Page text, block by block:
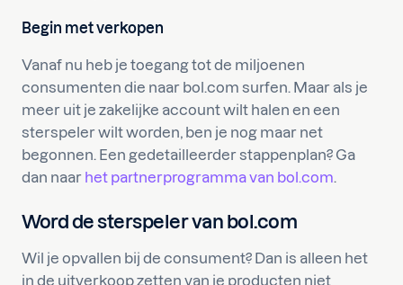
Begin met verkopen
Vanaf nu heb je toegang tot de miljoenen
consumenten die naar bol.com surfen. Maar als je
meer uit je zakelijke account wilt halen en een
sterspeler wilt worden, ben je nog maar net
begonnen. Een gedetailleerder stappenplan? Ga
dan naar het partnerprogramma van bol.com.
Word de sterspeler van bol.com
Wil je opvallen bij de consument? Dan is alleen het
in de uitverkoop zetten van je producten niet